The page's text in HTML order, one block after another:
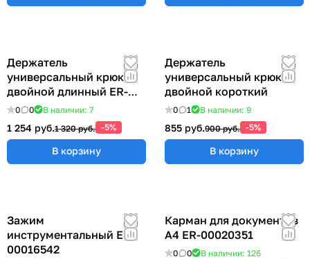
Держатель
универсальный крюк
двойной длинный ER-
00012769
0 0 В наличии: 7
1 254 руб.1 320 руб. -5%
В корзину
Держатель
универсальный крюк
двойной короткий
0 1 В наличии: 9
855 руб.900 руб. -5%
В корзину
Зажим
инструментальный ER-
00016542
Карман для документов
А4 ER-00020351
0 0 В наличии: 126